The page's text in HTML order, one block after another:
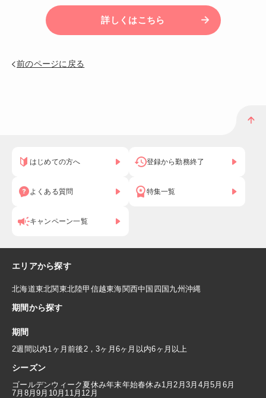
詳しくはこちら
前のページに戻る
はじめての方へ 登録から勤務終了
よくある質問 特集一覧
キャンペーン一覧
エリアから探す
北海道東北関東北陸甲信越東海関西中国 四国九州沖縄
期間から探す
期間
2週間以内1ヶ月前後 2，3ヶ月 6ヶ月以内6ヶ月以上
シーズン
ゴールデンウィーク 夏休み年末年始春休み1月 2月3月 4月5月 6月
7月 8月9月 10月 11月 12月